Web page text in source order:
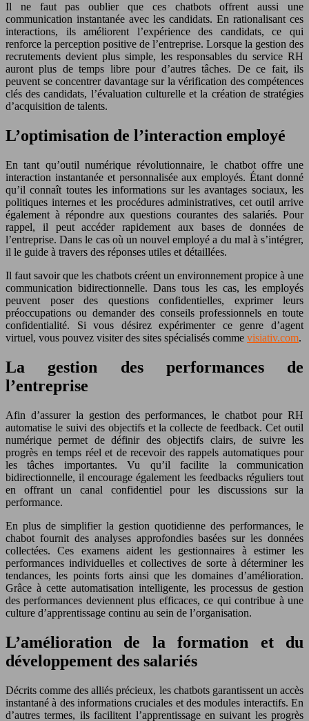
Il ne faut pas oublier que ces chatbots offrent aussi une
communication instantanée avec les candidats. En rationalisant ces
interactions, ils améliorent l’expérience des candidats, ce qui
renforce la perception positive de l’entreprise. Lorsque la gestion des
recrutements devient plus simple, les responsables du service RH
auront plus de temps libre pour d’autres tâches. De ce fait, ils
peuvent se concentrer davantage sur la vérification des compétences
clés des candidats, l’évaluation culturelle et la création de stratégies
d’acquisition de talents.
L’optimisation de l’interaction employé
En tant qu’outil numérique révolutionnaire, le chatbot offre une
interaction instantanée et personnalisée aux employés. Étant donné
qu’il connaît toutes les informations sur les avantages sociaux, les
politiques internes et les procédures administratives, cet outil arrive
également à répondre aux questions courantes des salariés. Pour
rappel, il peut accéder rapidement aux bases de données de
l’entreprise. Dans le cas où un nouvel employé a du mal à s’intégrer,
il le guide à travers des réponses utiles et détaillées.
Il faut savoir que les chatbots créent un environnement propice à une
communication bidirectionnelle. Dans tous les cas, les employés
peuvent poser des questions confidentielles, exprimer leurs
préoccupations ou demander des conseils professionnels en toute
confidentialité. Si vous désirez expérimenter ce genre d’agent
virtuel, vous pouvez visiter des sites spécialisés comme visiativ.com.
La gestion des performances de
l’entreprise
Afin d’assurer la gestion des performances, le chatbot pour RH
automatise le suivi des objectifs et la collecte de feedback. Cet outil
numérique permet de définir des objectifs clairs, de suivre les
progrès en temps réel et de recevoir des rappels automatiques pour
les tâches importantes. Vu qu’il facilite la communication
bidirectionnelle, il encourage également les feedbacks réguliers tout
en offrant un canal confidentiel pour les discussions sur la
performance.
En plus de simplifier la gestion quotidienne des performances, le
chabot fournit des analyses approfondies basées sur les données
collectées. Ces examens aident les gestionnaires à estimer les
performances individuelles et collectives de sorte à déterminer les
tendances, les points forts ainsi que les domaines d’amélioration.
Grâce à cette automatisation intelligente, les processus de gestion
des performances deviennent plus efficaces, ce qui contribue à une
culture d’apprentissage continu au sein de l’organisation.
L’amélioration de la formation et du
développement des salariés
Décrits comme des alliés précieux, les chatbots garantissent un accès
instantané à des informations cruciales et des modules interactifs. En
d’autres termes, ils facilitent l’apprentissage en suivant les progrès